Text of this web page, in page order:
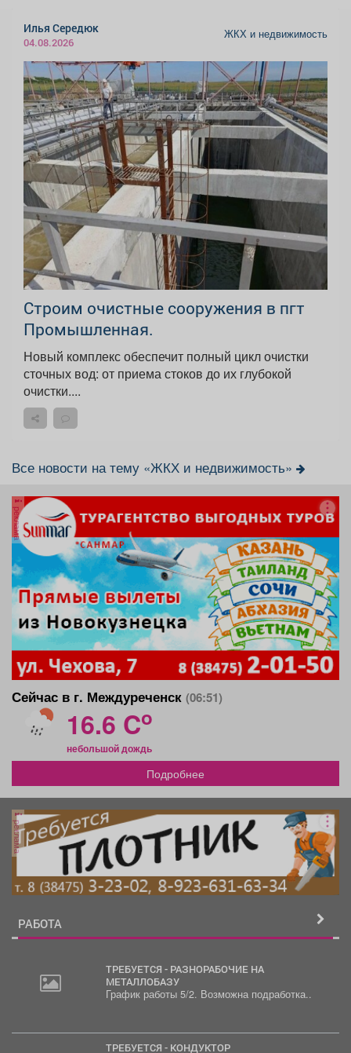
Илья Середюк
04.08.2026
ЖКХ и недвижимость
Строим очистные сооружения в пгт
Промышленная.
Новый комплекс обеспечит полный цикл очистки
сточных вод: от приема стоков до их глубокой
очистки....
Все новости на тему «ЖКХ и недвижимость»
реклама
Сейчас в г. Междуреченск (06:51)
16.6 Co
небольшой дождь
Подробнее
реклама
РАБОТА
ТРЕБУЕТСЯ - РАЗНОРАБОЧИЕ НА
МЕТАЛЛОБАЗУ
График работы 5/2. Возможна подработка..
ТРЕБУЕТСЯ - КОНДУКТОР